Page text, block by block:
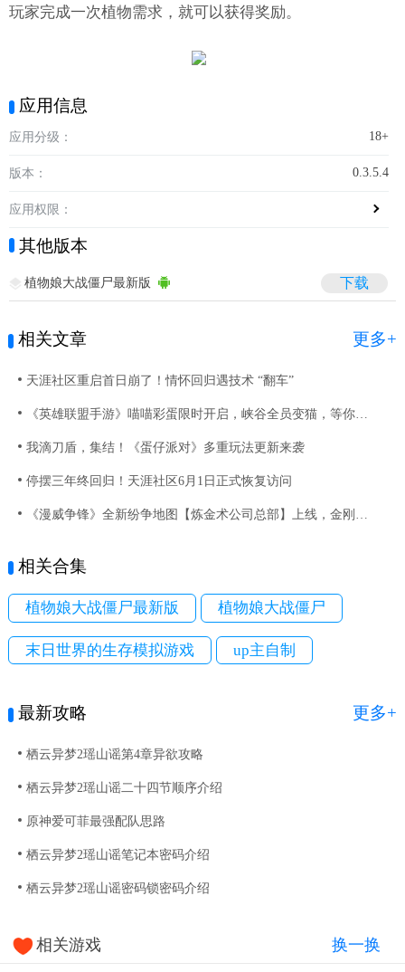
玩家完成一次植物需求，就可以获得奖励。
应用信息
应用分级： 18+
版本： 0.3.5.4
应用权限：
其他版本
植物娘大战僵尸最新版 下载
相关文章 更多+
天涯社区重启首日崩了！情怀回归遇技术 “翻车”
我滴刀盾，集结！《蛋仔派对》多重玩法更新来袭
停摆三年终回归！天涯社区6月1日正式恢复访问
相关合集
植物娘大战僵尸最新版 植物娘大战僵尸
末日世界的生存模拟游戏 up主自制
最新攻略 更多+
栖云异梦2瑶山谣第4章异欲攻略
栖云异梦2瑶山谣二十四节顺序介绍
原神爱可菲最强配队思路
栖云异梦2瑶山谣笔记本密码介绍
栖云异梦2瑶山谣密码锁密码介绍
相关游戏 换一换